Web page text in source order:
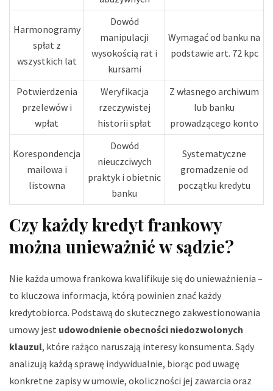
Harmonogramy
spłat z
wszystkich lat
Dowód
manipulacji
wysokością rat i
kursami
Wymagać od banku na
podstawie art. 72 kpc
Potwierdzenia
przelewów i
wpłat
Weryfikacja
rzeczywistej
historii spłat
Z własnego archiwum
lub banku
prowadzącego konto
Korespondencja
mailowa i
listowna
Dowód
nieuczciwych
praktyk i obietnic
banku
Systematyczne
gromadzenie od
początku kredytu
Czy każdy kredyt frankowy
można unieważnić w sądzie?
Nie każda umowa frankowa kwalifikuje się do unieważnienia –
to kluczowa informacja, którą powinien znać każdy
kredytobiorca. Podstawą do skutecznego zakwestionowania
umowy jest udowodnienie obecności niedozwolonych
klauzul, które rażąco naruszają interesy konsumenta. Sądy
analizują każdą sprawę indywidualnie, biorąc pod uwagę
konkretne zapisy w umowie, okoliczności jej zawarcia oraz